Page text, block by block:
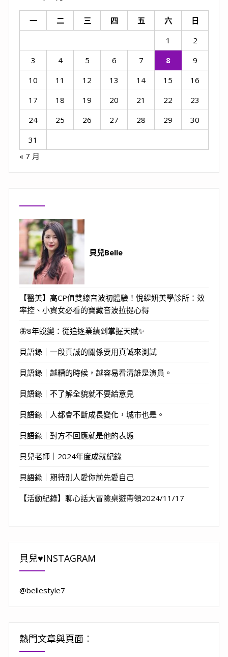
一 二 三 四 五 六
日
1
2
3
4 5 6 7 8
9
10
11 12 13 14 15
16
17
18 19 20 21 22
23
24
25 26 27 28 29
30
31
« 7 月
貝兒Belle
【醫美】高CP值雙線音波初體驗！悅緹妍美學診所：效
率控、小資女必看的寶藏音波拉提心得
🦋8年蛻變：從追逐業績到掌握天賦✨
貝語錄｜一段真誠的關係要用真誠來測試
貝語錄｜越糟的時候，越容易看清誰是演員。
貝語錄｜不了解全貌就不要給意見
貝語錄｜人都會不斷成長變化，城市也是。
貝語錄｜對方不回應就是他的表態
貝兒老師｜2024年度成就紀錄
貝語錄｜期待別人愛你前先愛自己
【活動紀錄】聊心話大冒險桌遊帶領2024/11/17
貝兒♥INSTAGRAM
@bellestyle7
熱門文章與頁面︰